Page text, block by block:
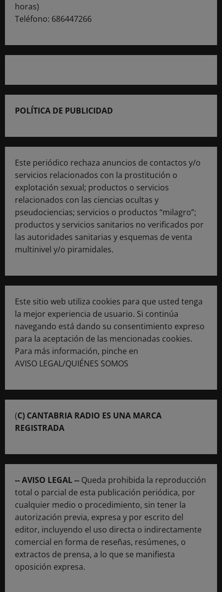
horas)
Teléfono: 686447266
POLÍTICA DE PUBLICIDAD
Este periódico rechaza anuncios de contactos y/o
servicios relacionados con la prostitución o
explotación sexual; productos o servicios
relacionados con las ciencias ocultas y
pseudociencias; servicios o productos “milagro”;
productos y servicios sanitarios no verificados por
las autoridades sanitarias y esquemas de venta
multinivel y/o piramidales.
Este sitio web utiliza cookies para que usted tenga
la mejor experiencia de usuario. Si continúa
navegando está dando su consentimiento expreso
para la aceptación de las mencionadas cookies.
Para más información, pinche en
AVISO LEGAL/QUIÉNES SOMOS
(C) CANTABRIA RADIO ES UNA MARCA
REGISTRADA
-- AVISO LEGAL -- Queda prohibida la reproducción
total o parcial de esta publicación periódica, por
cualquier medio o procedimiento, sin tener la
autorización previa, expresa y por escrito del
editor, incluyendo el uso directa o indirectamente
comercial en forma de reseñas, resúmenes, o
extractos de prensa, a lo que se manifiesta
oposición expresa.